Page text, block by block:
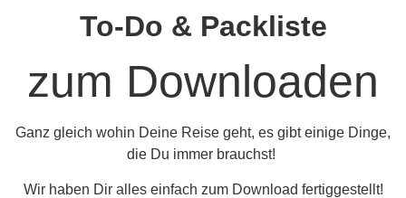
To-Do & Packliste
zum Downloaden
Ganz gleich wohin Deine Reise geht, es gibt einige Dinge,
die Du immer brauchst!
Wir haben Dir alles einfach zum Download fertiggestellt!